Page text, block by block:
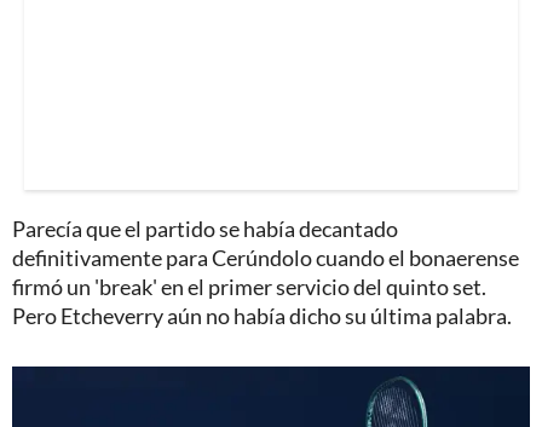
Parecía que el partido se había decantado
definitivamente para Cerúndolo cuando el bonaerense
firmó un 'break' en el primer servicio del quinto set.
Pero Etcheverry aún no había dicho su última palabra.